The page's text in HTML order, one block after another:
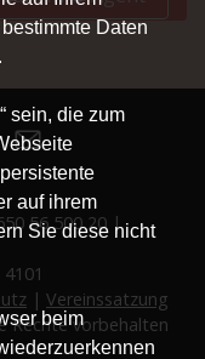
Daten
sein, die zum
auf ihrem
Sie diese nicht
beim
56 500 20 |
| Vereinssatzung
Rechte vorbehalten